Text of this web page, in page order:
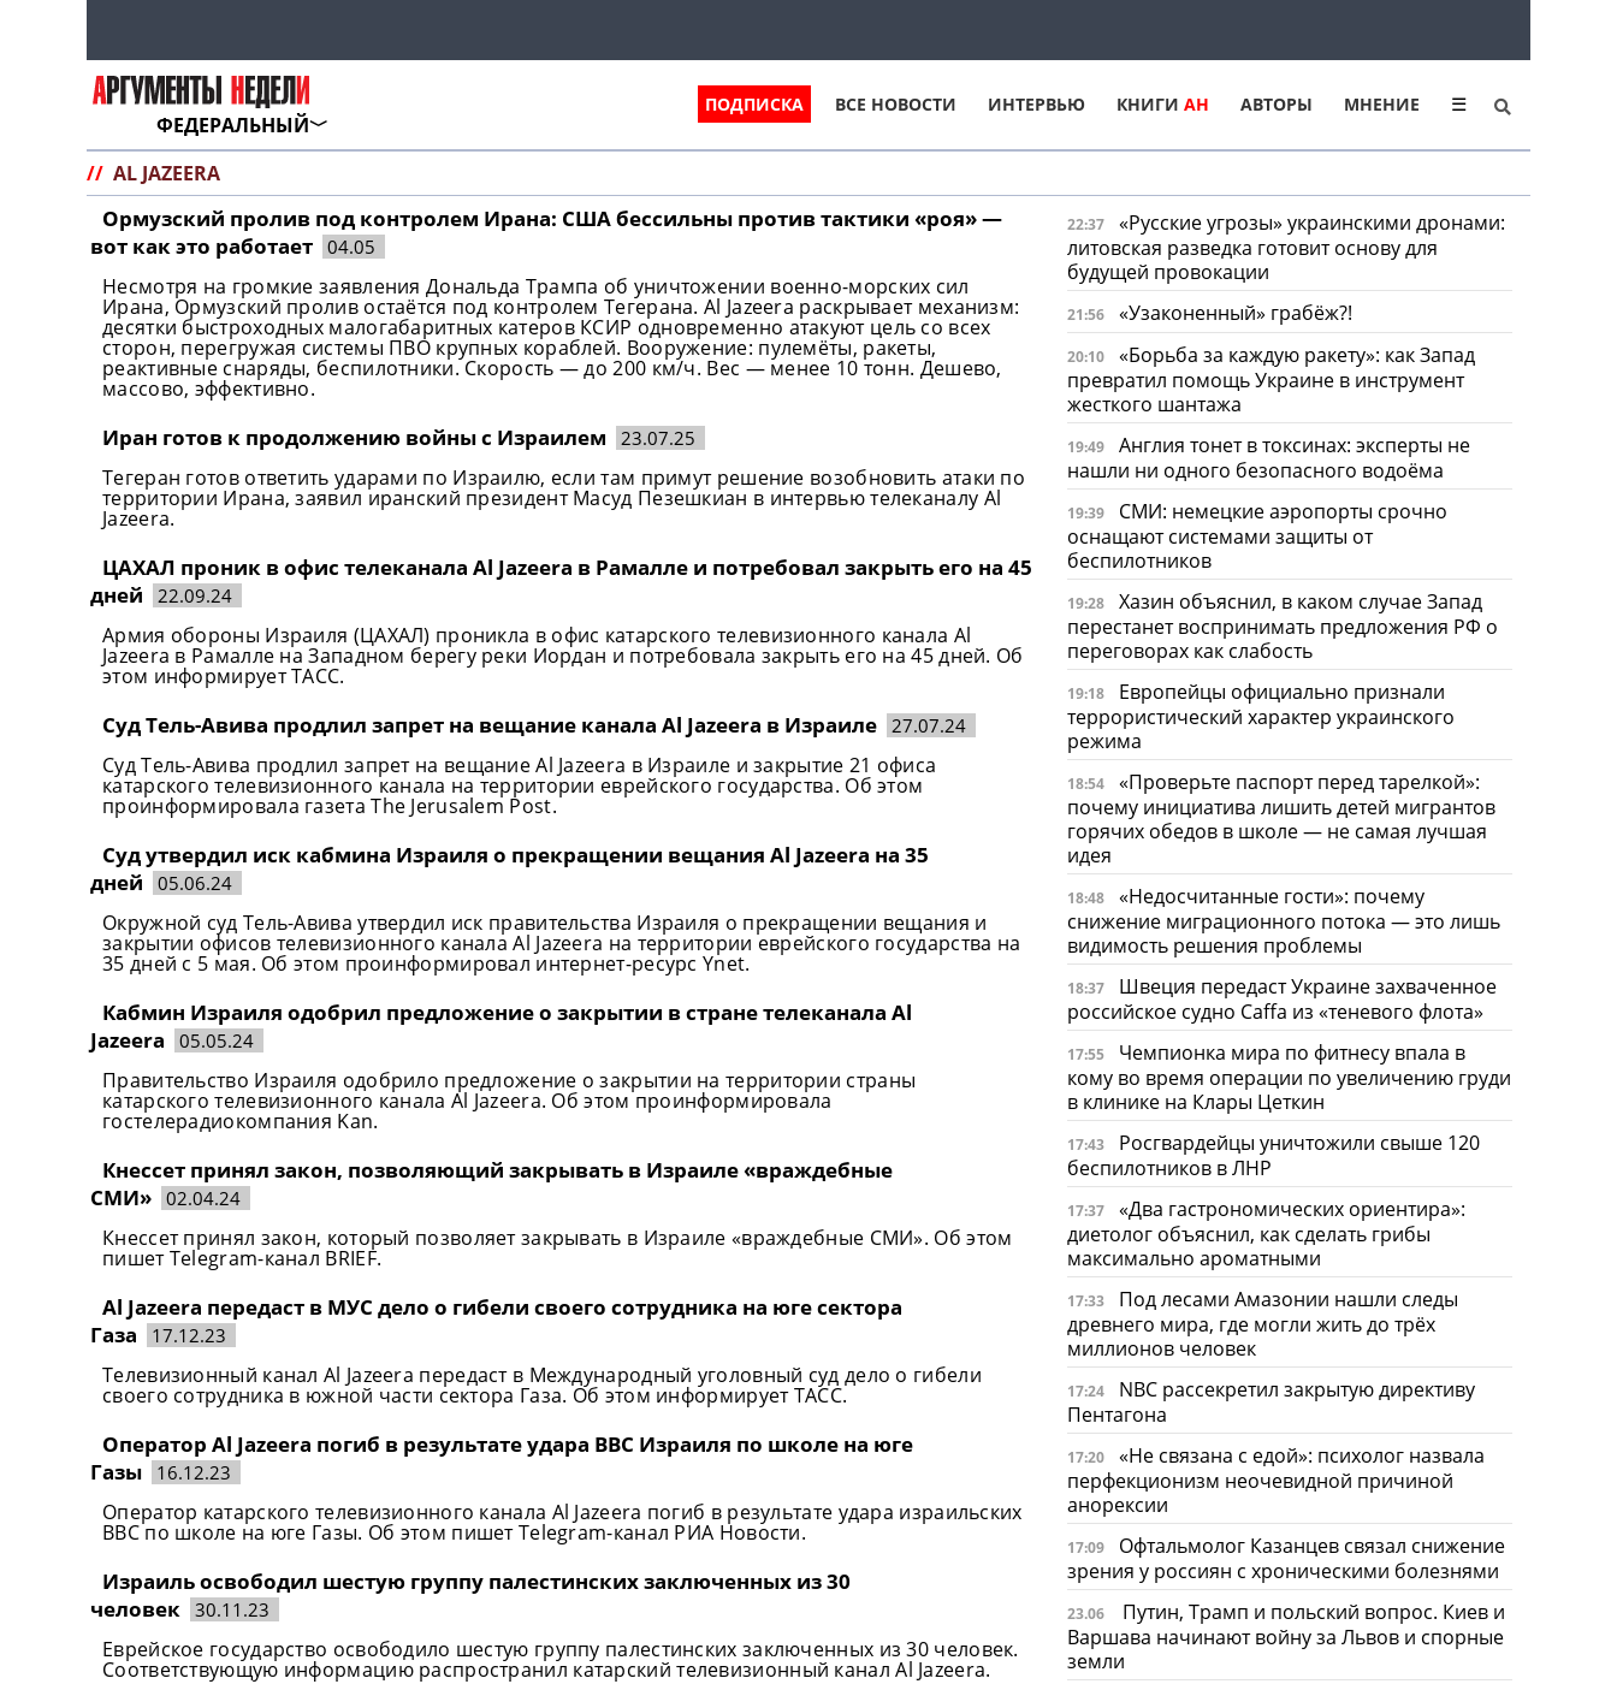
ФЕДЕРАЛЬНЫЙ
ПОДПИСКА ВСЕ НОВОСТИ ИНТЕРВЬЮ КНИГИ АН АВТОРЫ МНЕНИЕ ☰
// AL JAZEERA
Ормузский пролив под контролем Ирана: США бессильны против тактики «роя» —
вот как это работает 04.05
Несмотря на громкие заявления Дональда Трампа об уничтожении военно-морских сил
Ирана, Ормузский пролив остаётся под контролем Тегерана. Al Jazeera раскрывает механизм:
десятки быстроходных малогабаритных катеров КСИР одновременно атакуют цель со всех
сторон, перегружая системы ПВО крупных кораблей. Вооружение: пулемёты, ракеты,
реактивные снаряды, беспилотники. Скорость — до 200 км/ч. Вес — менее 10 тонн. Дешево,
массово, эффективно.
Иран готов к продолжению войны с Израилем 23.07.25
Тегеран готов ответить ударами по Израилю, если там примут решение возобновить атаки по
территории Ирана, заявил иранский президент Масуд Пезешкиан в интервью телеканалу Al
Jazeera.
ЦАХАЛ проник в офис телеканала Al Jazeera в Рамалле и потребовал закрыть его на 45
дней
22.09.24
Армия обороны Израиля (ЦАХАЛ) проникла в офис катарского телевизионного канала Al
Jazeera в Рамалле на Западном берегу реки Иордан и потребовала закрыть его на 45 дней. Об
этом информирует ТАСС.
Суд Тель-Авива продлил запрет на вещание канала Al Jazeera в Израиле 27.07.24
Суд Тель-Авива продлил запрет на вещание Al Jazeera в Израиле и закрытие 21 офиса
катарского телевизионного канала на территории еврейского государства. Об этом
проинформировала газета The Jerusalem Post.
Суд утвердил иск кабмина Израиля о прекращении вещания Al Jazeera на 35
дней
05.06.24
Окружной суд Тель-Авива утвердил иск правительства Израиля о прекращении вещания и
закрытии офисов телевизионного канала Al Jazeera на территории еврейского государства на
35 дней с 5 мая. Об этом проинформировал интернет-ресурс Ynet.
Кабмин Израиля одобрил предложение о закрытии в стране телеканала Al
Jazeera
05.05.24
Правительство Израиля одобрило предложение о закрытии на территории страны
катарского телевизионного канала Al Jazeera. Об этом проинформировала
гостелерадиокомпания Kan.
Кнессет принял закон, позволяющий закрывать в Израиле «враждебные
СМИ» 02.04.24
Кнессет принял закон, который позволяет закрывать в Израиле «враждебные СМИ». Об этом
пишет Telegram-канал BRIEF.
Al Jazeera передаст в МУС дело о гибели своего сотрудника на юге сектора
Газа
17.12.23
Телевизионный канал Al Jazeera передаст в Международный уголовный суд дело о гибели
своего сотрудника в южной части сектора Газа. Об этом информирует ТАСС.
Оператор Al Jazeera погиб в результате удара ВВС Израиля по школе на юге
Газы
16.12.23
Оператор катарского телевизионного канала Al Jazeera погиб в результате удара израильских
ВВС по школе на юге Газы. Об этом пишет Telegram-канал РИА Новости.
Израиль освободил шестую группу палестинских заключенных из 30
человек
30.11.23
Еврейское государство освободило шестую группу палестинских заключенных из 30 человек.
Соответствующую информацию распространил катарский телевизионный канал Al Jazeera.
22:37
«Русские угрозы» украинскими дронами:
литовская разведка готовит основу для
будущей провокации
21:56 «Узаконенный» грабёж?!
20:10
«Борьба за каждую ракету»: как Запад
превратил помощь Украине в инструмент
жесткого шантажа
19:49
Англия тонет в токсинах: эксперты не
нашли ни одного безопасного водоёма
19:39
СМИ: немецкие аэропорты срочно
оснащают системами защиты от
беспилотников
19:28
Хазин объяснил, в каком случае Запад
перестанет воспринимать предложения РФ о
переговорах как слабость
19:18
Европейцы официально признали
террористический характер украинского
режима
18:54
«Проверьте паспорт перед тарелкой»:
почему инициатива лишить детей мигрантов
горячих обедов в школе — не самая лучшая
идея
18:48
«Недосчитанные гости»: почему
снижение миграционного потока — это лишь
видимость решения проблемы
18:37
Швеция передаст Украине захваченное
российское судно Caffa из «теневого флота»
17:55
Чемпионка мира по фитнесу впала в
кому во время операции по увеличению груди
в клинике на Клары Цеткин
17:43
Росгвардейцы уничтожили свыше 120
беспилотников в ЛНР
17:37
«Два гастрономических ориентира»:
диетолог объяснил, как сделать грибы
максимально ароматными
17:33
Под лесами Амазонии нашли следы
древнего мира, где могли жить до трёх
миллионов человек
17:24
NBC рассекретил закрытую директиву
Пентагона
17:20
«Не связана с едой»: психолог назвала
перфекционизм неочевидной причиной
анорексии
17:09
Офтальмолог Казанцев связал снижение
зрения у россиян с хроническими болезнями
23.06
Путин, Трамп и польский вопрос. Киев и
Варшава начинают войну за Львов и спорные
земли